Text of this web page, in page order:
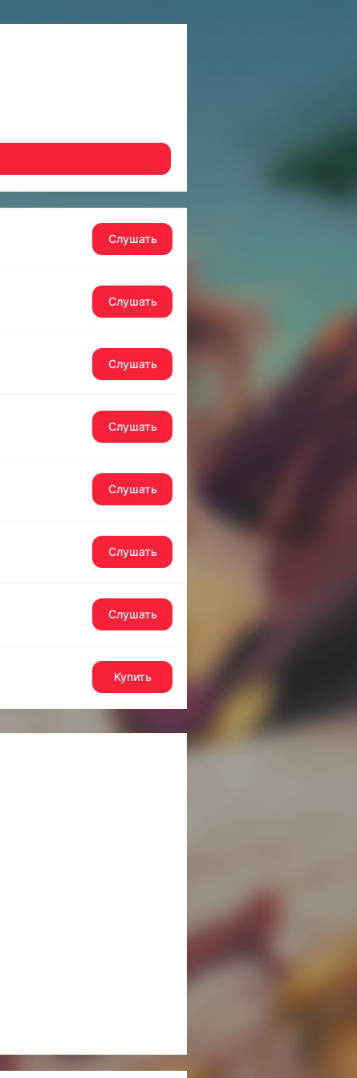
Слушать
Слушать
Слушать
Слушать
Слушать
Слушать
Слушать
Купить